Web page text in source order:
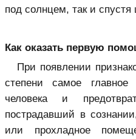
под солнцем, так и
Как оказать первую
При появлении
степени самое
человека и
пострадавший в
или прохладное